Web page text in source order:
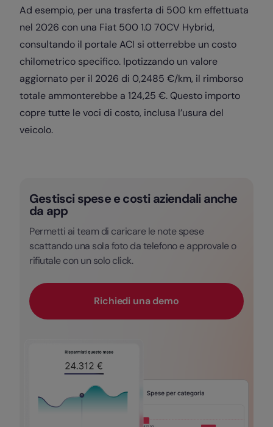
Ad esempio, per una trasferta di 500 km effettuata
nel 2026 con una Fiat 500 1.0 70CV Hybrid,
consultando il portale ACI si otterrebbe un costo
chilometrico specifico. Ipotizzando un valore
aggiornato per il 2026 di 0,2485 €/km, il rimborso
totale ammonterebbe a 124,25 €. Questo importo
copre tutte le voci di costo, inclusa l’usura del
veicolo.
Gestisci spese e costi aziendali anche
da app
Permetti ai team di caricare le note spese
scattando una sola foto da telefono e approvale o
rifiutale con un solo click.
Richiedi una demo